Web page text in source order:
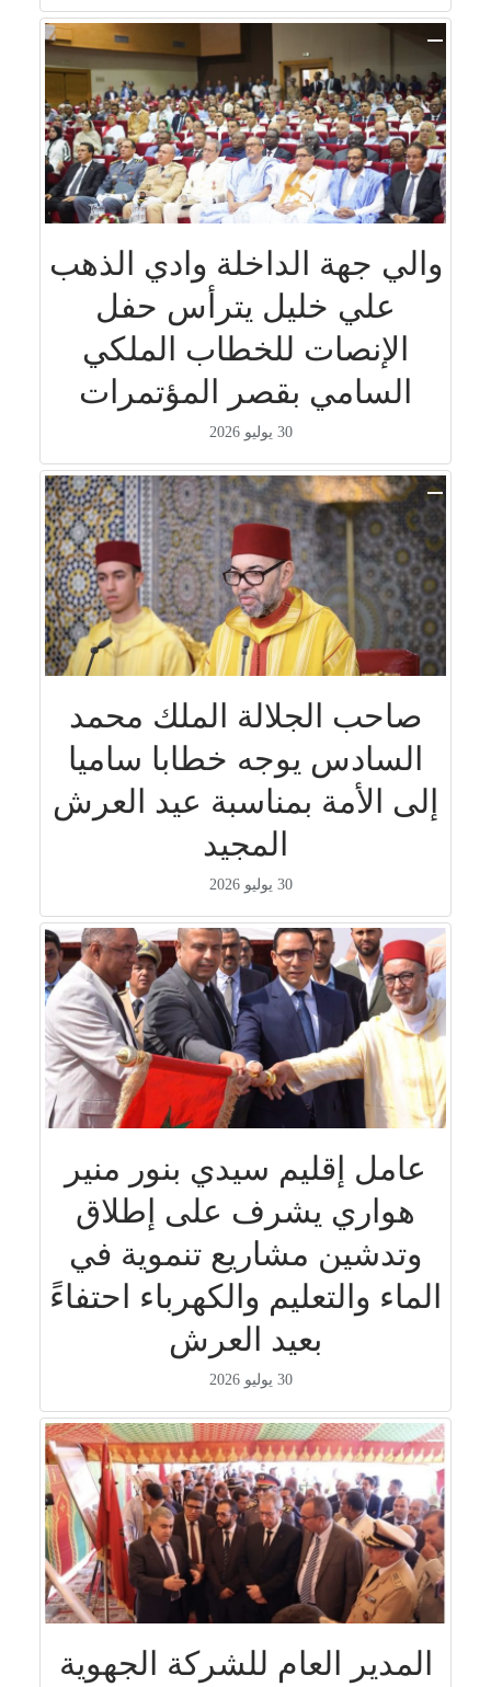
والي جهة الداخلة وادي الذهب
علي خليل يترأس حفل
الإنصات للخطاب الملكي
السامي بقصر المؤتمرات
30 يوليو 2026
صاحب الجلالة الملك محمد
السادس يوجه خطابا ساميا
إلى الأمة بمناسبة عيد العرش
المجيد
30 يوليو 2026
عامل إقليم سيدي بنور منير
هواري يشرف على إطلاق
وتدشين مشاريع تنموية في
الماء والتعليم والكهرباء احتفاءً
بعيد العرش
30 يوليو 2026
المدير العام للشركة الجهوية